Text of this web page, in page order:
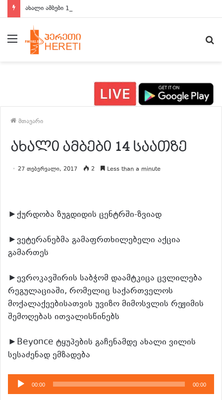
ახალი ამბები 15:00 საათზე
მენიუ
მთავარი
ახალი ამბები 14 საათზე
27 თებერვალი, 2017 2 Less than a minute
►ქურდობა ზუგდიდის ცენტრში-ზვიად
►ვეტერანებმა გამაფრთხილებელი აქცია
გამართეს
►ევროკავშირის საბჭომ დაამტკიცა ცვლილება
რეგულაციაში, რომელიც საქართველოს
მოქალაქეებისათვის უვიზო მიმოსვლის რეჟიმის
შემოღებას ითვალისწინებს
►Beyonce ტყუპების გაჩენამდე ახალი ვილის
სესაძენად ემზადება
აუდიო
დამკვრელი
00:00 00:00